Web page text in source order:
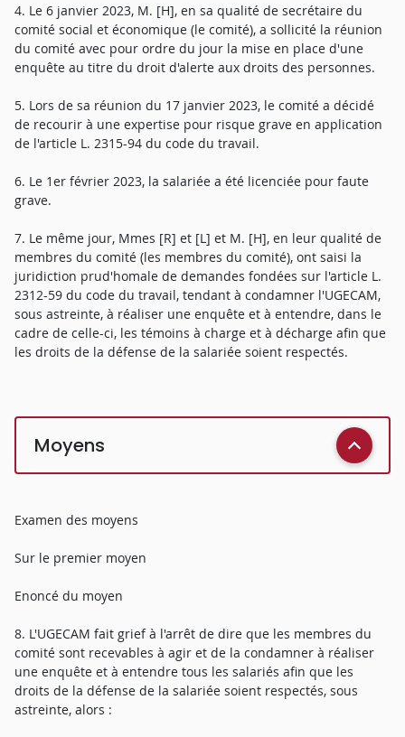
4. Le 6 janvier 2023, M. [H], en sa qualité de secrétaire du
comité social et économique (le comité), a sollicité la réunion
du comité avec pour ordre du jour la mise en place d'une
enquête au titre du droit d'alerte aux droits des personnes.
5. Lors de sa réunion du 17 janvier 2023, le comité a décidé
de recourir à une expertise pour risque grave en application
de l'article L. 2315-94 du code du travail.
6. Le 1er février 2023, la salariée a été licenciée pour faute
grave.
7. Le même jour, Mmes [R] et [L] et M. [H], en leur qualité de
membres du comité (les membres du comité), ont saisi la
juridiction prud'homale de demandes fondées sur l'article L.
2312-59 du code du travail, tendant à condamner l'UGECAM,
sous astreinte, à réaliser une enquête et à entendre, dans le
cadre de celle-ci, les témoins à charge et à décharge afin que
les droits de la défense de la salariée soient respectés.
Moyens
Examen des moyens
Sur le premier moyen
Enoncé du moyen
8. L'UGECAM fait grief à l'arrêt de dire que les membres du
comité sont recevables à agir et de la condamner à réaliser
une enquête et à entendre tous les salariés afin que les
droits de la défense de la salariée soient respectés, sous
astreinte, alors :